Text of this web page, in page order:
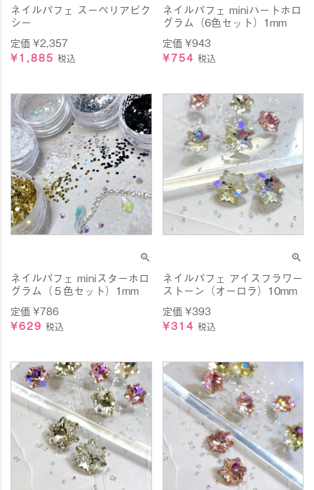
ネイルパフェ スーペリアピク
シー
定価¥2,357
¥1,885 税込
ネイルパフェ miniハートホロ
グラム（6色セット）1mm
定価 ¥943
¥754 税込
ネイルパフェ miniスターホロ
グラム（５色セット）1mm
定価¥786
¥629 税込
ネイルパフェ アイスフラワー
ストーン（オーロラ）10mm
定価 ¥393
¥314 税込